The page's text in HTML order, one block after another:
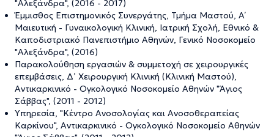
"Αλεξάνδρα", (2016 - 2017)
Έμμισθος Επιστημονικός Συνεργάτης, Τμήμα Μαστού, Α΄
Μαιευτική - Γυναικολογική Κλινική, Ιατρική Σχολή, Εθνικό &
Καποδιστριακό Πανεπιστήμιο Αθηνών, Γενικό Νοσοκομείο
"Αλεξάνδρα", (2016)
Παρακολούθηση εργασιών & συμμετοχή σε χειρουργικές
επεμβάσεις, Δ’ Χειρουργική Κλινική (Κλινική Μαστού),
Αντικαρκινικό - Ογκολογικό Νοσοκομείο Αθηνών "Άγιος
Σάββας", (2011 - 2012)
Υπηρεσία, "Κέντρο Ανοσολογίας και Ανοσοθεραπείας
Καρκίνου", Αντικαρκινικό - Ογκολογικό Νοσοκομείο Αθηνών